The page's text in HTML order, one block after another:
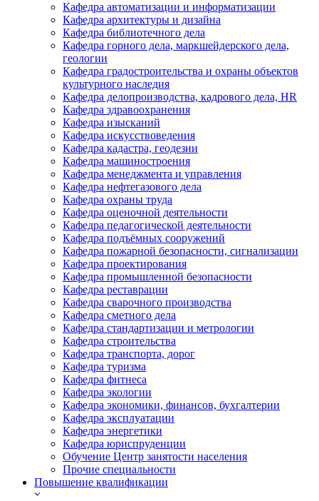
Кафедра автоматизации и информатизации
Кафедра архитектуры и дизайна
Кафедра библиотечного дела
Кафедра горного дела, маркшейдерского дела,
геологии
Кафедра градостроительства и охраны объектов
культурного наследия
Кафедра делопроизводства, кадрового дела, HR
Кафедра здравоохранения
Кафедра изысканий
Кафедра искусствоведения
Кафедра кадастра, геодезии
Кафедра машиностроения
Кафедра менеджмента и управления
Кафедра нефтегазового дела
Кафедра охраны труда
Кафедра оценочной деятельности
Кафедра педагогической деятельности
Кафедра подъёмных сооружений
Кафедра пожарной безопасности, сигнализации
Кафедра проектирования
Кафедра промышленной безопасности
Кафедра реставрации
Кафедра сварочного производства
Кафедра сметного дела
Кафедра стандартизации и метрологии
Кафедра строительства
Кафедра транспорта, дорог
Кафедра туризма
Кафедра фитнеса
Кафедра экологии
Кафедра экономики, финансов, бухгалтерии
Кафедра эксплуатации
Кафедра энергетики
Кафедра юриспруденции
Обучение Центр занятости населения
Прочие специальности
Повышение квалификации